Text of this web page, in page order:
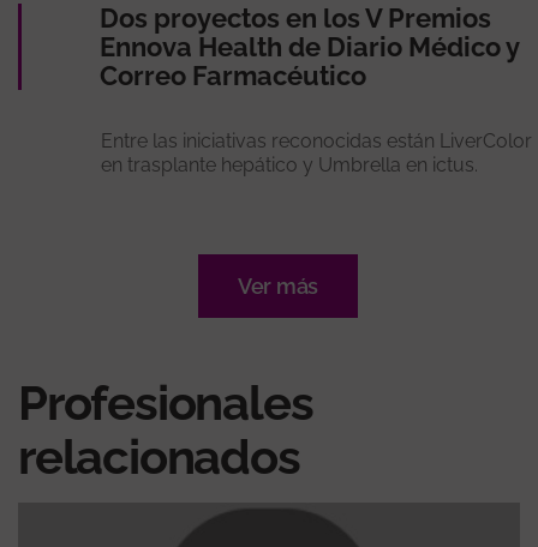
Dos proyectos en los V Premios
Ennova Health de Diario Médico y
Correo Farmacéutico
Entre las iniciativas reconocidas están LiverColor
en trasplante hepático y Umbrella en ictus.
Ver más
Profesionales
relacionados